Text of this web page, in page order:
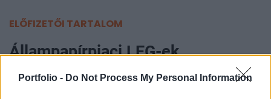
Portfolio - Do Not Process My Personal Information
ELŐFIZETŐI TARTALOM
Állampapírpiaci LEG-ek
Portfolio